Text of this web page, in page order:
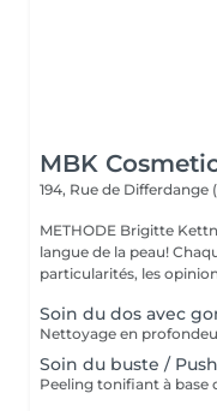
MBK
194, Rue de Differdange
METHODE Brigitte
langue de la peau!
particularités, les
Soin du dos avec
Nettoyage en
Soin du buste /